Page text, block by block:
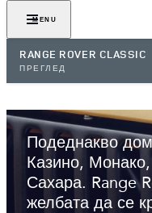
MENU
RANGE ROVER CLASSIC
ПРЕГЛЕД
Подеднакво
Казино, Монако,
Сахара. Range
желбата да се